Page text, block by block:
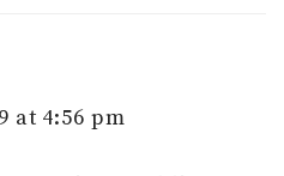
at 4:56 pm